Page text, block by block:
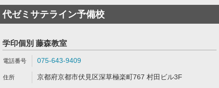
代ゼミサテライン予備校
学印個別 藤森教室
075-643-9409
京都府京都市伏見区深草極楽町767 村田ビル3F